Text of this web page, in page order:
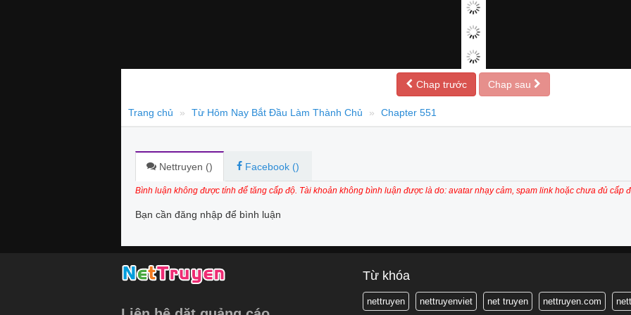
Chap trước Chap sau
Trang chủ Từ Hôm Nay Bắt Đầu Làm Thành Chủ Chapter 551
Nettruyen () Facebook ()
Bình luận không được tính để tăng cấp độ. Tài khoản không bình luận được là do: avatar nhạy cảm, spam link hoặc chưa đủ cấp
Bạn cần đăng nhập để bình luận
Từ khóa
nettruyen nettruyenviet net truyen nettruyen.com